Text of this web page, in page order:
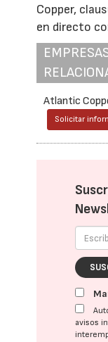
Copper,
en directo
Atlantic
Solicitar
avisos